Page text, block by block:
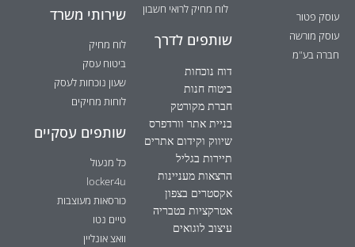
עוסק פטור
עוסק מורשה
חברה בע"מ
לוח מחיק לרואי חשבון
שותפים לדרך
דוח נוכחות
ביטוח חנות
חברת מקורטק
בניית אתר וורדפרס
שיווק וקידום אתרים
תיירות בגליל
הרצאות מעניינות
אקסטרים בצפון
אטרקציות בטבריה
עיצוב לוגואים
שירותי משרד
לוח מחיק
ביטוח עסק
שעון נוכחות לעסק
לוחות מחיקים
שותפים עסקיים
כל מנעול
locker4u
כורסאות מעוצבות
טיים נטו
וואצ אונליין